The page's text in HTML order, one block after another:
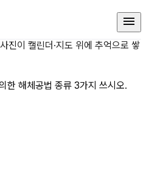
중 유압력에 의
사진이 캘린더·지도 위에 추억으로 쌓
한 해체공법 종류 3가지 쓰시오.